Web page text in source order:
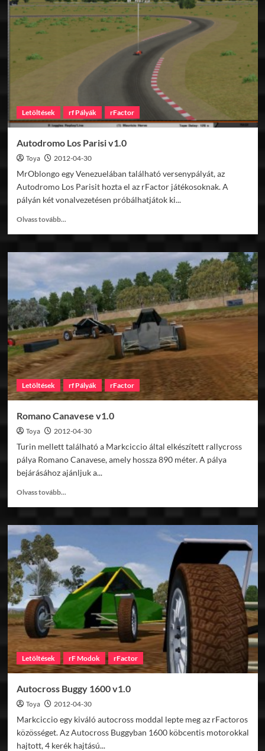
Letöltések rf Pályák rFactor
Autodromo Los Parisi v1.0
Toya 2012-04-30
MrOblongo egy Venezuelában található versenypályát, az
Autodromo Los Parisit hozta el az rFactor játékosoknak. A
pályán két vonalvezetésen próbálhatjátok ki...
Olvass tovább...
Autodromo
Parisi
v1.0
Letöltések rf Pályák rFactor
Romano Canavese v1.0
Toya 2012-04-30
Turin mellett található a Markciccio által elkészített rallycross
pálya Romano Canavese, amely hossza 890 méter. A pálya
bejárásához ajánljuk a...
Olvass tovább...
Romano
v1.0
Letöltések rF Modok rFactor
Autocross Buggy 1600 v1.0
Toya 2012-04-30
Markciccio egy kiváló autocross moddal lepte meg az rFactoros
közösséget. Az Autocross Buggyban 1600 köbcentis motorokkal
hajtott, 4 kerék hajtású...